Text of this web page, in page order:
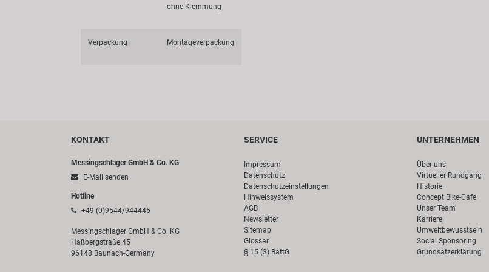
ohne Klemmung
Verpackung Montageverpackung
KONTAKT
Messingschlager GmbH & Co. KG
E-Mail senden
Hotline
+49 (0)9544/944445
Messingschlager GmbH & Co. KG
Haßbergstraße 45
96148 Baunach-Germany
SERVICE
Impressum
Datenschutz
Datenschutzeinstellungen
Hinweissystem
AGB
Newsletter
Sitemap
Glossar
§ 15 (3) BattG
UNTERNEHMEN
Über uns
Virtueller Rundgang
Historie
Concept Bike-Cafe
Unser Team
Karriere
Umweltbewusstsein
Social Sponsoring
Grundsatzerklärung